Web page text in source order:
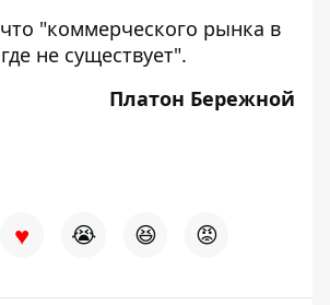
"коммерческого рынка в
не существует".
Платон Бережной
♥ 😭 😆 😡